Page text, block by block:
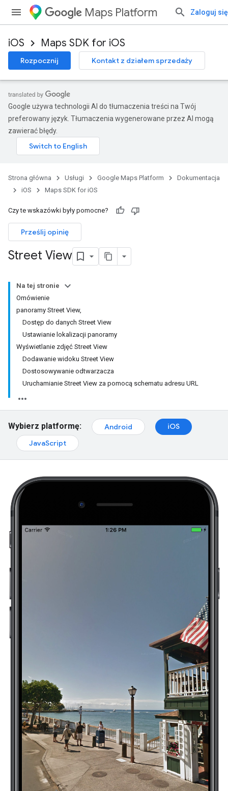
Maps Platform Zaloguj się
iOS Maps SDK for iOS
Rozpocznij Kontakt z działem sprzedaży
Google używa technologii AI do tłumaczenia treści na Twój
preferowany język. Tłumaczenia wygenerowane przez AI mogą
zawierać błędy.
Strona główna Usługi Google Maps Platform
Dokumentacja
iOS
Maps SDK for iOS
Czy te wskazówki były pomocne?
Prześlij opinię
Street View
Na tej stronie
Omówienie
panoramy Street View,
Dostęp do danych Street View
Ustawianie lokalizacji panoramy
Wyświetlanie zdjęć Street View
Dodawanie widoku Street View
Dostosowywanie odtwarzacza
Uruchamianie Street View za pomocą schematu adresu URL
Wybierz platformę: Android
iOS
JavaScript